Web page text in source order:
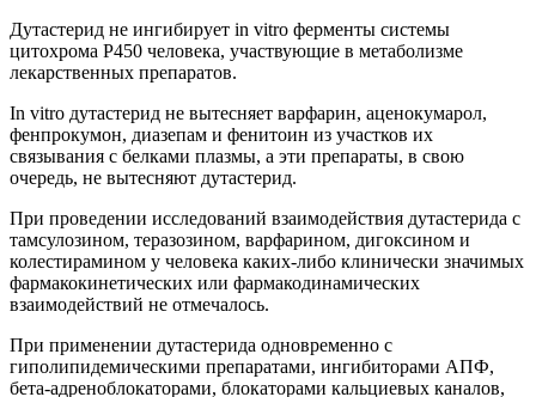
Дутастерид не ингибирует in vitro ферменты системы
цитохрома Р450 человека, участвующие в метаболизме
лекарственных препаратов.
In vitro дутастерид не вытесняет варфарин, аценокумарол,
фенпрокумон, диазепам и фенитоин из участков их
связывания с белками плазмы, а эти препараты, в свою
очередь, не вытесняют дутастерид.
При проведении исследований взаимодействия дутастерида с
тамсулозином, теразозином, варфарином, дигоксином и
колестирамином у человека каких-либо клинически значимых
фармакокинетических или фармакодинамических
взаимодействий не отмечалось.
При применении дутастерида одновременно с
гиполипидемическими препаратами, ингибиторами АПФ,
бета-адреноблокаторами, блокаторами кальциевых каналов,